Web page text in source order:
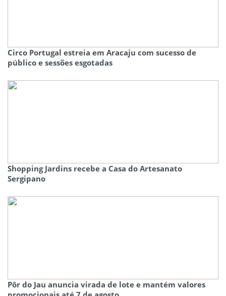
Circo Portugal estreia em Aracaju com sucesso de
público e sessões esgotadas
Shopping Jardins recebe a Casa do Artesanato
Sergipano
Pôr do Jau anuncia virada de lote e mantém valores